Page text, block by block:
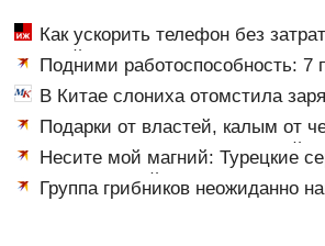
Как ускорить телефон без
настройка возвращает скорость
Подними работоспособность: 7
которые помогут взбодрить мозг
В Китае слониха отомстила
испуганного детеныша
Подарки от властей, калым от
американские хатки: у Пугачевой и
и квартир насчитали на 3 млрд
Несите мой магний: Турецкие
довели зрителей до нервного тика
Группа грибников неожиданно
одинокую испуганную маленькую